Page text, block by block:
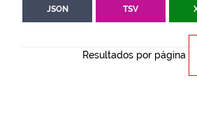
JSON TSV
Resultados por página